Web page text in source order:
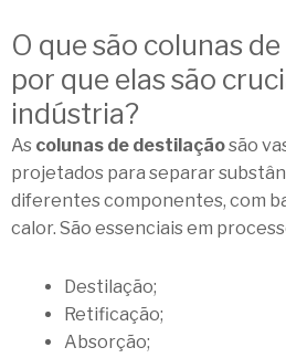
O que são colunas
por que elas são
indústria?
As colunas de destilaçãosão
projetados para separar
diferentes componentes, com
calor. São essenciais em
Destilação;
Retificação;
Absorção;